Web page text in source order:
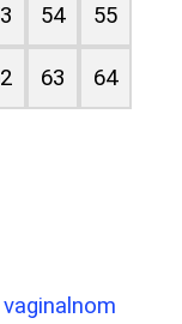
54 55
63 64